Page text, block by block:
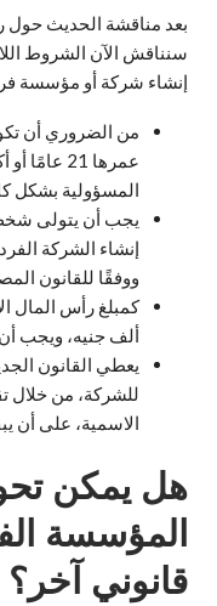
بعد مناقشة الحديث
سنناقش الآن الشروط
إنشاء شركة أو مؤسسة
من الضروري أن
عمرها 21
المسؤولية بشكل
يجب أن يتولى
إنشاء الشركة
ووفقًا للقانون
ألف جنيه، ويجب
يعطي القانون
للشركة، من خلال
الاسمية، على أن يبقى
هل يمكن
المؤسسة
قانوني آخر؟